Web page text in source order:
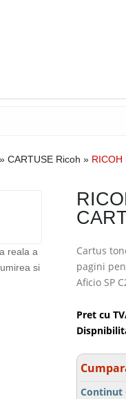
» CARTUSE Ricoh » RICOH
reala a
si
Cartus
pagini
Aficio SP
Pret cu
Continut